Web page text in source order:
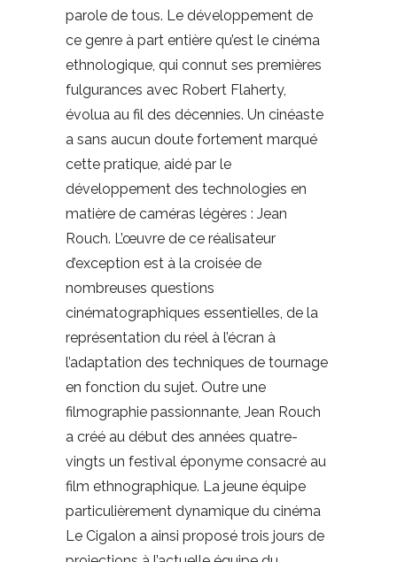
parole de tous. Le développement de
ce genre à part entière qu’est le cinéma
ethnologique, qui connut ses premières
fulgurances avec Robert Flaherty,
évolua au fil des décennies. Un cinéaste
a sans aucun doute fortement marqué
cette pratique, aidé par le
développement des technologies en
matière de caméras légères : Jean
Rouch. L’œuvre de ce réalisateur
d’exception est à la croisée de
nombreuses questions
cinématographiques essentielles, de la
représentation du réel à l’écran à
l’adaptation des techniques de tournage
en fonction du sujet. Outre une
filmographie passionnante, Jean Rouch
a créé au début des années quatre-
vingts un festival éponyme consacré au
film ethnographique. La jeune équipe
particulièrement dynamique du cinéma
Le Cigalon a ainsi proposé trois jours de